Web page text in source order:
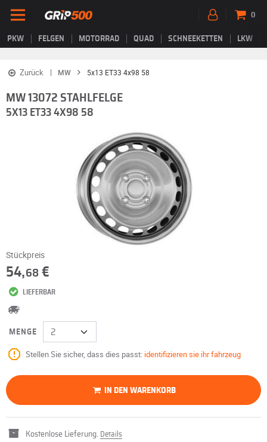
PKW FELGEN MOTORRAD QUAD SCHNEEKETTEN LKW
0
Zurück MW 5x13 ET33 4x98 58
MW 13072 STAHLFELGE
5X13 ET33 4X98 58
Stückpreis
54,68 €
LIEFERBAR
MENGE
Stellen Sie sicher, dass dies passt: identifizieren sie ihr fahrzeug
IN DEN WARENKORB
Kostenlose Lieferung. Details